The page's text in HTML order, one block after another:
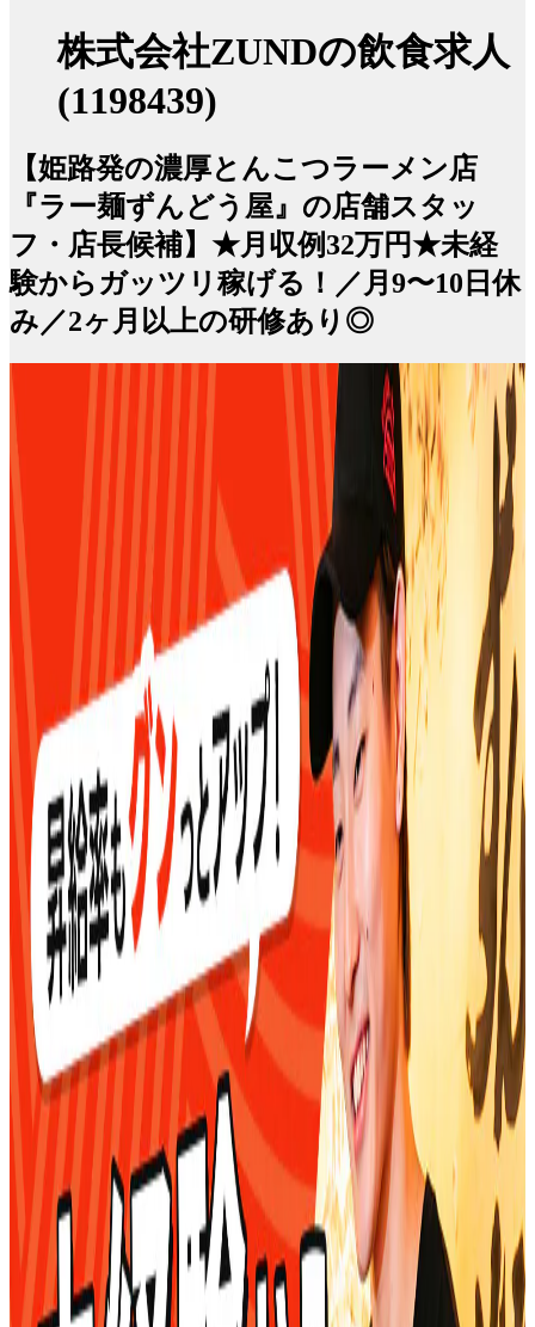
株式会社ZUNDの飲食求人
(1198439)
【姫路発の濃厚とんこつラーメン店
『ラー麺ずんどう屋』の店舗スタッ
フ・店長候補】★月収例32万円★未経
験からガッツリ稼げる！／月9〜10日休
み／2ヶ月以上の研修あり◎